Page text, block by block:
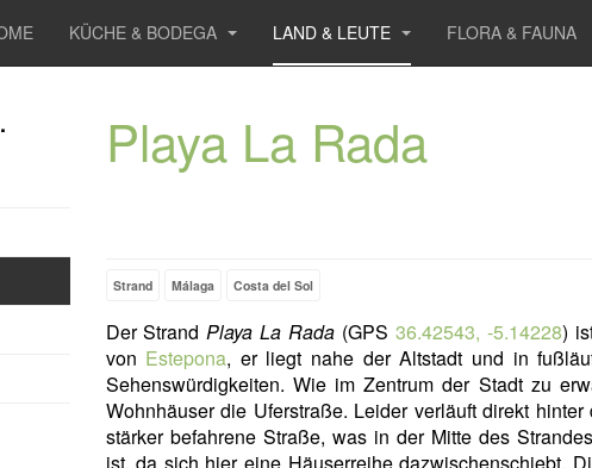
KÜCHE & BODEGA LAND & LEUTE FLORA & FAUNA
Playa La Rada
Strand Málaga Costa del Sol
Der StrandPlaya La Rada (GPS 36.42543, -5.14228)
von Estepona, er liegt nahe der Altstadt und in
Sehenswürdigkeiten. Wie im Zentrum der Stadt zu
Wohnhäuser die Uferstraße. Leider verläuft direkt
stärker befahrene Straße, was in der Mitte des